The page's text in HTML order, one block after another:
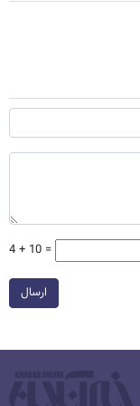
4 + 10 =
ارسال